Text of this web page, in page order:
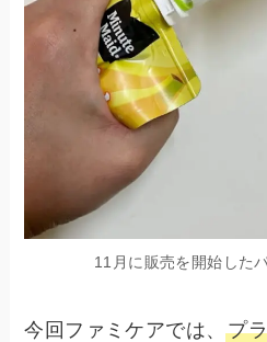
11月に販売を開始した
今回ファミケアでは、プ